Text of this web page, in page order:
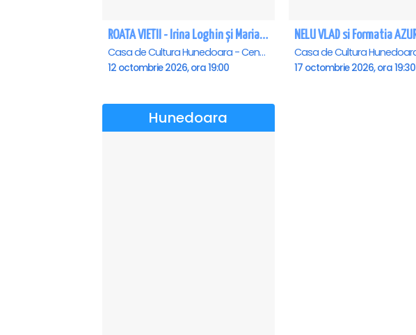
ROATA VIETII - Irina Loghin și Maria Dragomiroiu - Hunedoara
Casa de Cultura Hunedoara - Centrul Cultural Corviniana , Hunedoara
12 octombrie 2026, ora 19:00 17 octombrie 2026, ora 19:30
Hunedoara